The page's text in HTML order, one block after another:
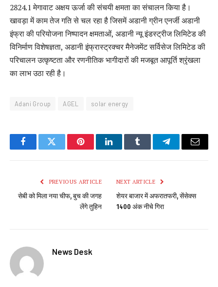
2824.1 मेगावाट अक्षय ऊर्जा की संचयी क्षमता का संचालन किया है।
खावड़ा में काम तेज गति से चल रहा है जिसमें अडानी ग्रीन एनर्जी अडानी
इंफ्रा की परियोजना निष्पादन क्षमताओं, अडानी न्यू इंडस्ट्रीज लिमिटेड की
विनिर्माण विशेषज्ञता, अडानी इंफ्रास्ट्रक्चर मैनेजमेंट सर्विसेज लिमिटेड की
परिचालन उत्कृष्टता और रणनीतिक भागीदारों की मजबूत आपूर्ति श्रृंखला
का लाभ उठा रही है।
Adani Group AGEL solar energy
FacebookTwitter PinterestLinkedInTumblr TelegramEmail
PREVIOUS ARTICLE
सेबी को मिला नया चीफ, बुच की जगह
लेंगे तुहिन
NEXT ARTICLE
शेयर बाजार में अफरातफरी, सेंसेक्स
1400 अंक नीचे गिरा
News Desk